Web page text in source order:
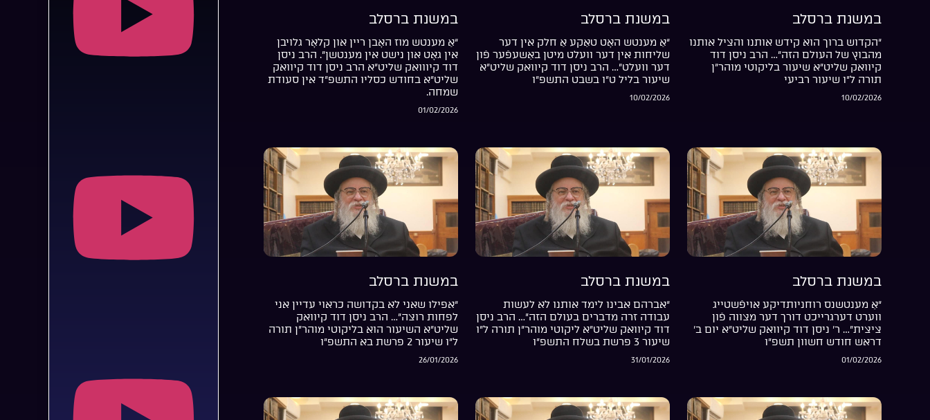
במשנת ברסלב
“הקדוש ברוך הוא קידש אותנו והציל אותנו
מהבוץ של העולם הזה”… הרב ניסן דוד
קיוואק שליט”א שיעור בליקוטי מוהר”ן
תורה ל”ו שיעור רביעי
10/02/2026
במשנת ברסלב
“אַ מענטש האָט טאַקע אַ חלק אין דער
שליחות אין דער וועלט מיטן באַשעפֿער פֿון
דער וועלט”… הרב ניסן דוד קיוואק שליט”א
שיעור בליל ט”ו בשבט התשפ”ו
10/02/2026
במשנת ברסלב
“אַ מענטש מוז האָבן ריין און קלאָר גלויבן
אין גאָט און נישט אין מענטשן”. הרב ניסן
דוד קיווואק שליט”א הרב ניסן דוד קיוואק
שליט”א בחודש כסליו התשפ”ד אין סעודת
שמחה.
01/02/2026
במשנת ברסלב
“אַ מענטשנס רוחניותדיקע אויפֿשטייג
ווערט דערגרייכט דורך דער מצווה פֿון
ציצית”… ר’ ניסן דוד קיוואק שליט”א יום ב’
דראש חודש חשוון תשפ”ו
01/02/2026
במשנת ברסלב
“אברהם אבינו לימד אותנו לא לעשות
עבודה זרה מדברים בעולם הזה”… הרב ניסן
דוד קיוואק שליט”א ליקוטי מוהר”ן תורה ל”ו
שיעור 3 פרשת בשלח התשפ”ו
31/01/2026
במשנת ברסלב
“אפילו שאני לא בקדושה כראוי עדיין אני
לפחות רוצה”… הרב ניסן דוד קיוואק
שליט”א השיעור הוא בליקוטי מוהר”ן תורה
ל”ו שיעור 2 פרשת בא התשפ”ו
26/01/2026